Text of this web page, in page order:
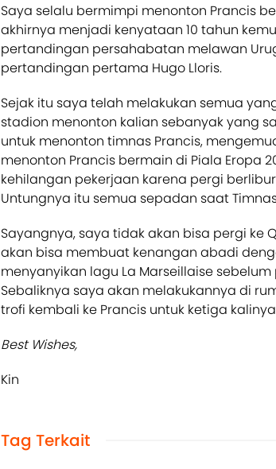
Saya selalu bermimpi menonton Prancis
akhirnya menjadi kenyataan 10 tahun
pertandingan persahabatan melawan
pertandingan pertama Hugo Lloris.
Sejak itu saya telah melakukan semua
stadion menonton kalian sebanyak yang
untuk menonton timnas Prancis,
menonton Prancis bermain di Piala Eropa
kehilangan pekerjaan karena pergi
Untungnya itu semua sepadan saat
Sayangnya, saya tidak akan bisa pergi ke
akan bisa membuat kenangan abadi
menyanyikan lagu La Marseillaise
Sebaliknya saya akan melakukannya di
trofi kembali ke Prancis untuk ketiga
Best Wishes,
Kin
Tag Terkait